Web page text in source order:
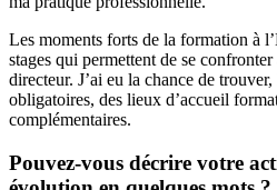
Les moments forts de la formation à
stages qui permettent de se
directeur. J’ai eu la chance de
obligatoires, des lieux d’accueil
complémentaires.
Pouvez-vous décrire votre